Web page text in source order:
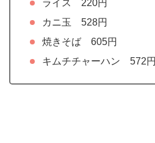
ライス 220円
カニ玉 528円
焼きそば 605円
キムチチャーハン 572円